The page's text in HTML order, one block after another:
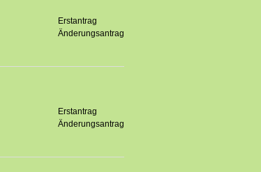
Erstantrag
Änderungsantrag
Erstantrag
Änderungsantrag